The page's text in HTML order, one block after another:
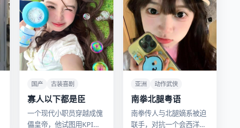
国产 古装喜剧
寡人以下都是臣
一个现代小职员穿越成傀
儡皇帝，他试图用KPI和
亚洲 动作武侠
南拳北腿粤语
南拳传人与北腿嫡系被迫
联手，对抗一个会西洋拳